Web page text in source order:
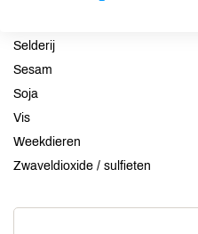
Selderij
Sesam
Soja
Vis
Weekdieren
Zwaveldioxide / sulfieten